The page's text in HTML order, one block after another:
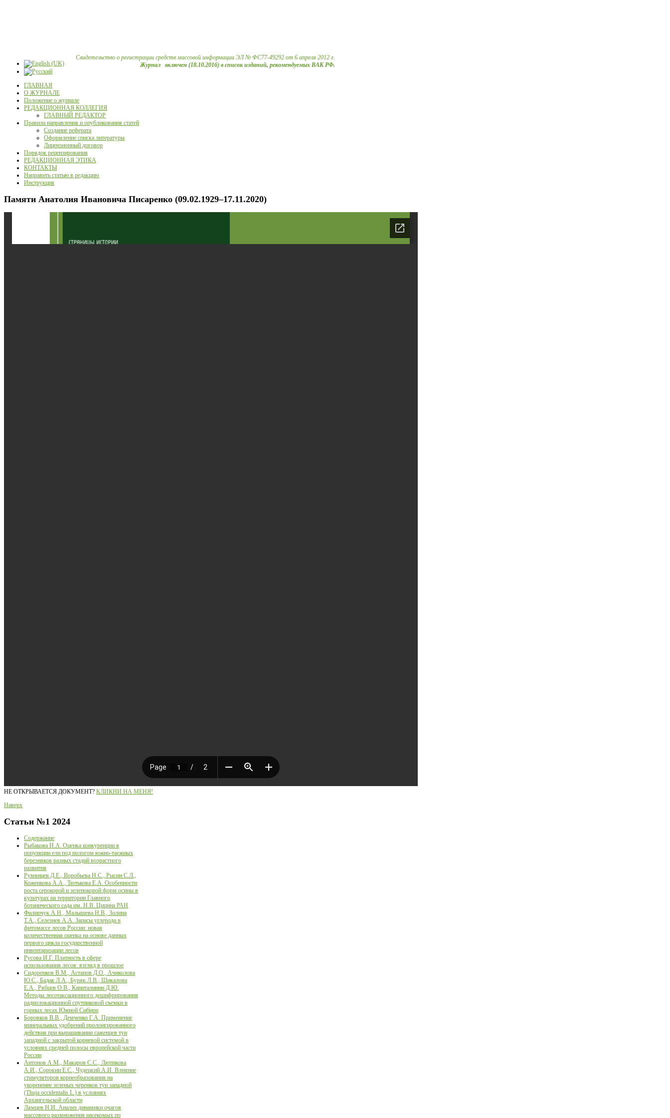
Свидетельство о регистрации средств массовой информации ЭЛ № ФС77-49292 от 6 апреля 2012 г.
Журнал включен (18.10.2016) в список изданий, рекомендуемых ВАК РФ.
ГЛАВНАЯ
О ЖУРНАЛЕ
Положение о журнале
РЕДАКЦИОННАЯ КОЛЛЕГИЯ
ГЛАВНЫЙ РЕДАКТОР
Правила направления и опубликования статей
Создание реферата
Оформление списка литературы
Лицензионный договор
Порядок рецензирования
РЕДАКЦИОННАЯ ЭТИКА
КОНТАКТЫ
Направить статью в редакцию
Инструкция
Памяти Анатолия Ивановича Писаренко (09.02.1929–17.11.2020)
НЕ ОТКРЫВАЕТСЯ ДОКУМЕНТ? КЛИКНИ НА МЕНЯ!
Наверх
Статьи №1 2024
Содержание
Рыбакова Н.А. Оценка конкуренции в
популяции ели под пологом южно-таежных
березняков разных стадий возрастного
развития
Румянцев Д.Е., Воробьева Н.С., Рысин С.Л.,
Коженкова А.А., Тютькова Е.А. Особенности
роста серокорой и зеленокорой форм осины в
культурах на территории Главного
ботанического сада им. Н.В. Цицина РАН
Филипчук А.Н., Малышева Н.В., Золина
Т.А., Селезнев А.А. Запасы углерода в
фитомассе лесов России: новая
количественная оценка на основе данных
первого цикла государственной
инвентаризации лесов
Русова И.Г. Платность в сфере
использования лесов: взгляд в прошлое
Сидоренков В.М., Астапов Д.О., Ачиколова
Ю.С., Бадак Л.А., Буряк Л.В., Шикалова
Е.А., Рябцев О.В., Капиталинин Д.Ю.
Методы лесотаксационного дешифрирования
радиолокационной спутниковой съемки в
горных лесах Южной Сибири
Боровков В.В., Демченко Г.А. Применение
минеральных удобрений пролонгированного
действия при выращивании саженцев туи
западной с закрытой корневой системой в
условиях средней полосы европейской части
России
Антонов А.М., Макаров С.С., Лютикова
А.И., Сорокин Е.С., Чудецкий А.И. Влияние
стимуляторов корнеобразования на
укоренение зеленых черенков туи западной
(Thuja occidentalis L.) в условиях
Архангельской области
Лямцев Н.И. Анализ динамики очагов
массового размножения насекомых по